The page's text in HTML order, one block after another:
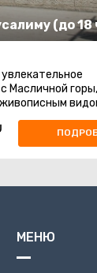
(до 18
Масличной
на гору Сион
МЕНЮ